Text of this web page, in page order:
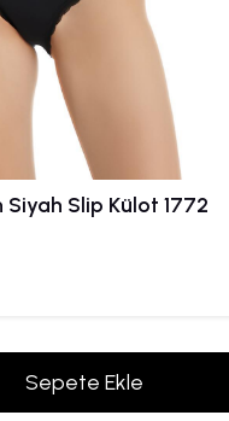
Siyah Slip Külot 1772